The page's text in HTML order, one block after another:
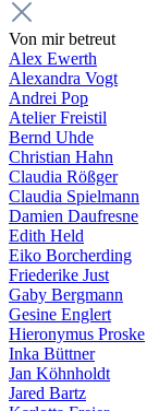
Von mir betreut
Alex Ewerth
Alexandra Vogt
Andrei Pop
Atelier Freistil
Bernd Uhde
Christian Hahn
Claudia Rößger
Claudia Spielmann
Damien Daufresne
Edith Held
Eiko Borcherding
Friederike Just
Gaby Bergmann
Gesine Englert
Hieronymus Proske
Inka Büttner
Jan Köhnholdt
Jared Bartz